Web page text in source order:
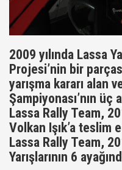
2009 yılında Lassa
Projesi’nin bir
yarışma kararı alan
Şampiyonası’nın üç
Lassa Rally Team,
Volkan Işık’a
Lassa Rally Team,
Yarışlarının 6